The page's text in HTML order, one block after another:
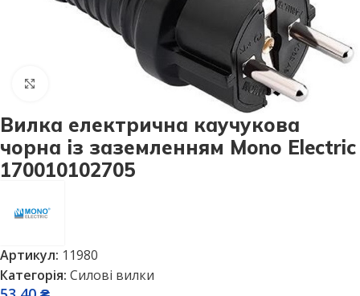
Натисніть, щоб збільшити
Вилка електрична каучукова
чорна із заземленням Mono Electric
170010102705
Артикул: 11980
Категорія: Силові вилки